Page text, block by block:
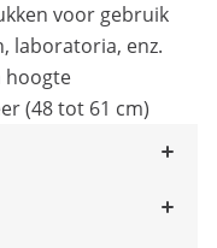
voor gebruik
laboratoria, enz.
hoogte
(48 tot 61 cm)